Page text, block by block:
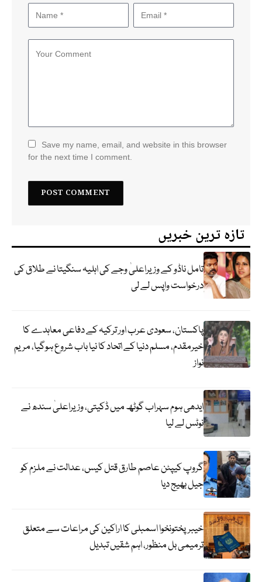
Save my name, email, and website in this browser
for the next time I comment.
تازہ ترین خبریں
تامل ناڈو کے وزیراعلیٰ وجے کی اہلیہ سنگیتا نے طلاق کی
درخواست واپس لے لی
پاکستان، سعودی عرب اور ترکیہ کے دفاعی معاہدے کا
خیرمقدم، مسلم دنیا کے اتحاد کا نیا باب شروع ہوگیا، مریم
نواز
ایدھی ہوم سہراب گوٹھ میں ڈکیتی، وزیراعلیٰ سندھ نے
نوٹس لے لیا
گروپ کیپٹن عاصم طارق قتل کیس، عدالت نے ملزم کو
جیل بھیج دیا
خیبرپختونخوا اسمبلی کا اراکین کی مراعات سے متعلق
ترمیمی بل منظور، اہم شقیں تبدیل